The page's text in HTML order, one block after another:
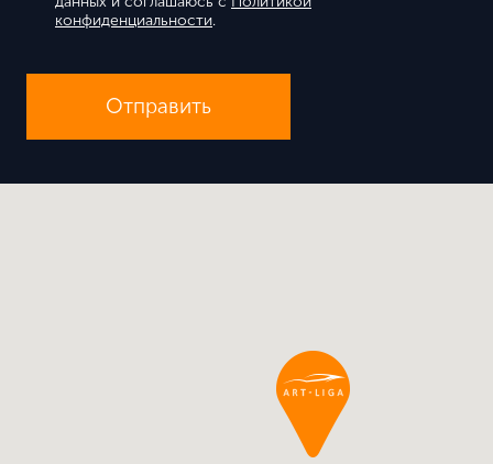
конфиденциальности.